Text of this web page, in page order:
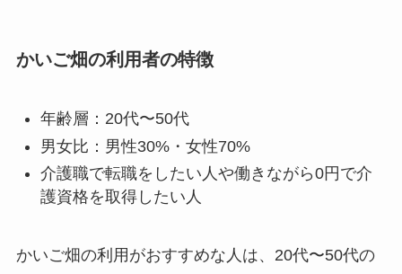
かいご畑の利用者の特徴
年齢層：20代〜50代
男女比：男性30%・女性70%
介護職で転職をしたい人や働きながら0円で介
護資格を取得したい人
かいご畑の利用がおすすめな人は、20代〜50代の